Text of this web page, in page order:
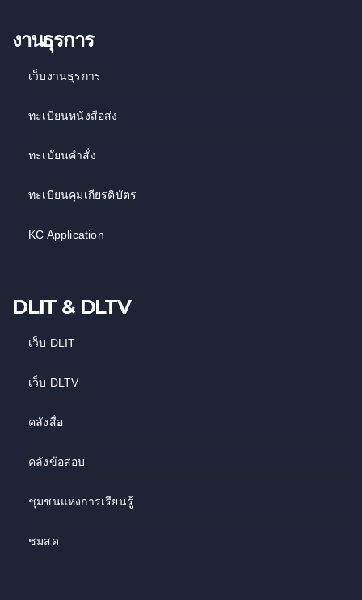
งานธุรการ
เว็บงานธุรการ
ทะเบียนหนังสือส่ง
ทะเบัยนคำสั่ง
ทะเบียนคุมเกียรติบัตร
KC Application
DLIT & DLTV
เว็บ DLIT
เว็บ DLTV
คลังสื่อ
คลังข้อสอบ
ชุมชนแห่งการเรียนรู้
ชมสด